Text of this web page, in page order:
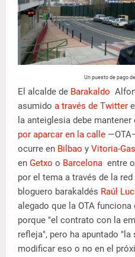
Un puesto de pago
El alcalde de Barakaldo
asumido a través de Twitter
la anteiglesia debe
por aparcar en la calle
ocurre en Bilbao y Vitoria-
en Getxo o Barcelona entre
por el tema a través de la
bloguero barakaldés Raúl
alegado que la OTA
porque "el contrato con la
refleja", pero ha apuntado
modificar eso o no en el